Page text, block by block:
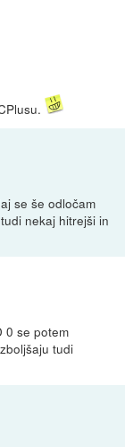
se še odločam
nekaj hitrejši in
0 se potem
tudi